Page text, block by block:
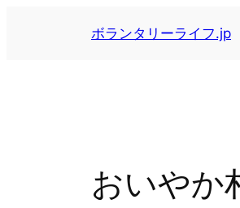
ボランタリーライフ.jp
おいやか